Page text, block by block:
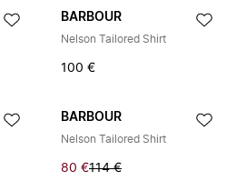
BARBOUR
Nelson Tailored Shirt
100 €
BARBOUR
Nelson Tailored Shirt
80 €114 €